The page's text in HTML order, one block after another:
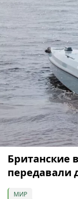
Британские
передавали
МИР